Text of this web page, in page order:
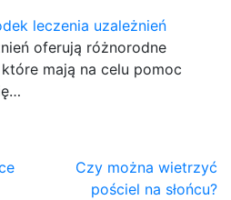
leczenia uzależnień
oferują różnorodne
mają na celu pomoc
Czy można wietrzyć
pościel na słońcu?